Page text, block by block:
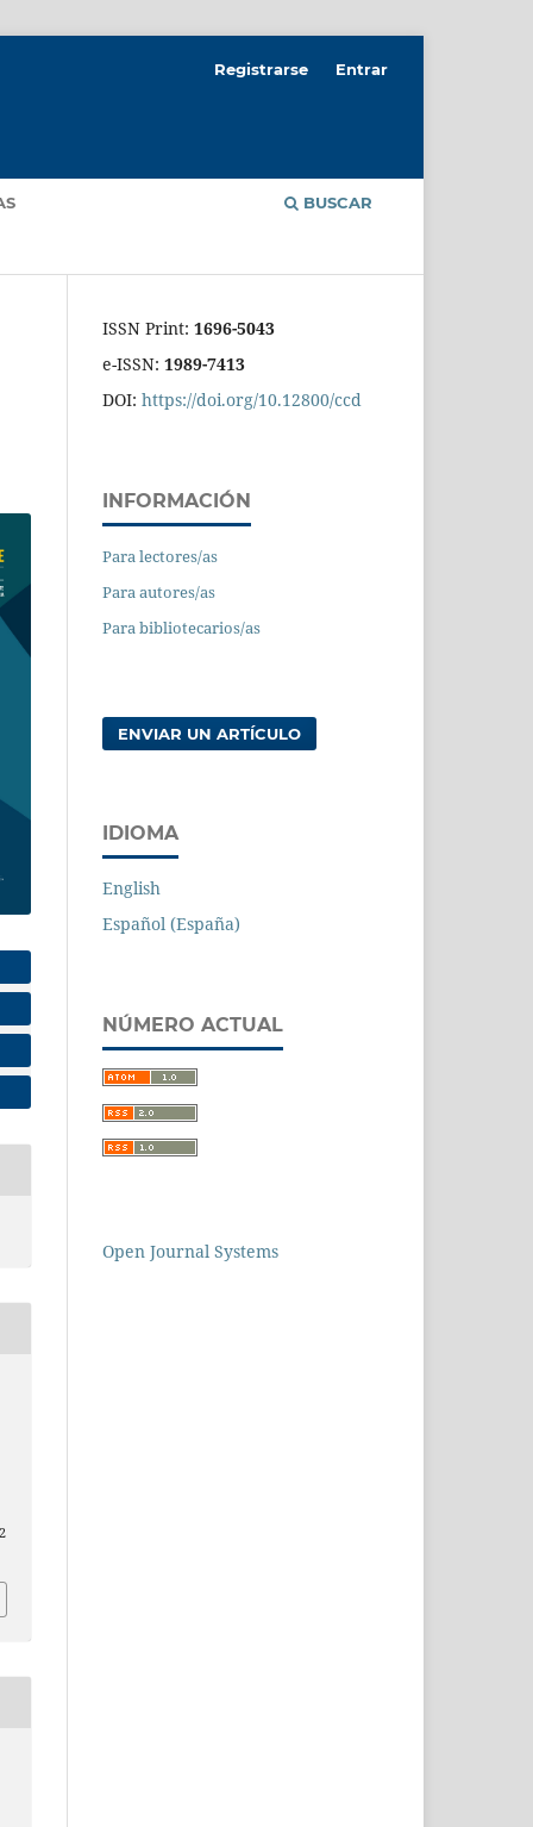
BUSCAR
Registrarse Entrar
ISSN Print: 1696-5043
e-ISSN: 1989-7413
DOI: https://doi.org/10.12800/ccd
INFORMACIÓN
Para lectores/as
Para autores/as
Para bibliotecarios/as
ENVIAR UN ARTÍCULO
IDIOMA
English
Español (España)
NÚMERO ACTUAL
Open Journal Systems